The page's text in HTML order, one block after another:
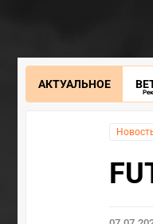
АКТУАЛЬНОЕ